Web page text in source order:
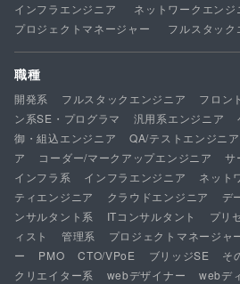
インフラエンジニア
ネットワークエンジ
プロジェクトマネージャー
フルスタック
職種
開発系 フルスタックエンジニア フロン
ン系SE・プログラマ
汎用系エンジニア
御・組込エンジニア
QA/テストエンジニア
ア
コーダー/マークアップエンジニア
サ
インフラ系
インフラエンジニア ネット
ティエンジニア
クラウドエンジニア デ
ンサルタント系
ITコンサルタント プリ
ィスト
管理系 プロジェクトマネージャ
ー
PMO CTO/VPoE ブリッジSE そ
クリエイター系
webデザイナー webデ